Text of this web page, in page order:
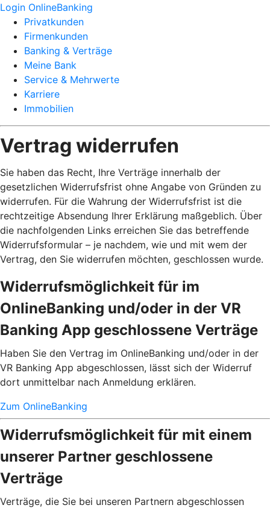
Login OnlineBanking
Privatkunden
Firmenkunden
Banking & Verträge
Meine Bank
Service & Mehrwerte
Karriere
Immobilien
Vertrag widerrufen
Sie haben das Recht, Ihre Verträge innerhalb der
gesetzlichen Widerrufsfrist ohne Angabe von Gründen zu
widerrufen. Für die Wahrung der Widerrufsfrist ist die
rechtzeitige Absendung Ihrer Erklärung maßgeblich. Über
die nachfolgenden Links erreichen Sie das betreffende
Widerrufsformular – je nachdem, wie und mit wem der
Vertrag, den Sie widerrufen möchten, geschlossen wurde.
Widerrufsmöglichkeit für im
OnlineBanking und/oder in der VR
Banking App geschlossene Verträge
Haben Sie den Vertrag im OnlineBanking und/oder in der
VR Banking App abgeschlossen, lässt sich der Widerruf
dort unmittelbar nach Anmeldung erklären.
Zum OnlineBanking
Widerrufsmöglichkeit für mit einem
unserer Partner geschlossene
Verträge
Verträge, die Sie bei unseren Partnern abgeschlossen